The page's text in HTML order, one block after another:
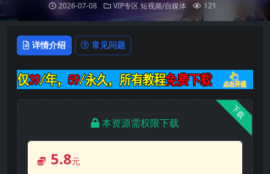
2026-07-08 VIP专区 短视频/自媒体 121
详情介绍 常见问题
下载
本资源需权限下载
5.8元